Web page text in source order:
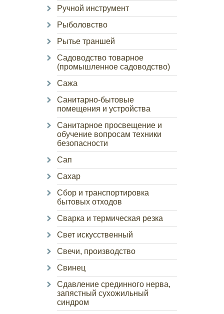
Ручной инструмент
Рыболовство
Рытье траншей
Садоводство товарное
(промышленное садоводство)
Сажа
Санитарно-бытовые
помещения и устройства
Санитарное просвещение и
обучение вопросам техники
безопасности
Сап
Сахар
Сбор и транспортировка
бытовых отходов
Сварка и термическая резка
Свет искусственный
Свечи, производство
Свинец
Сдавление срединного нерва,
запястный сухожильный
синдром